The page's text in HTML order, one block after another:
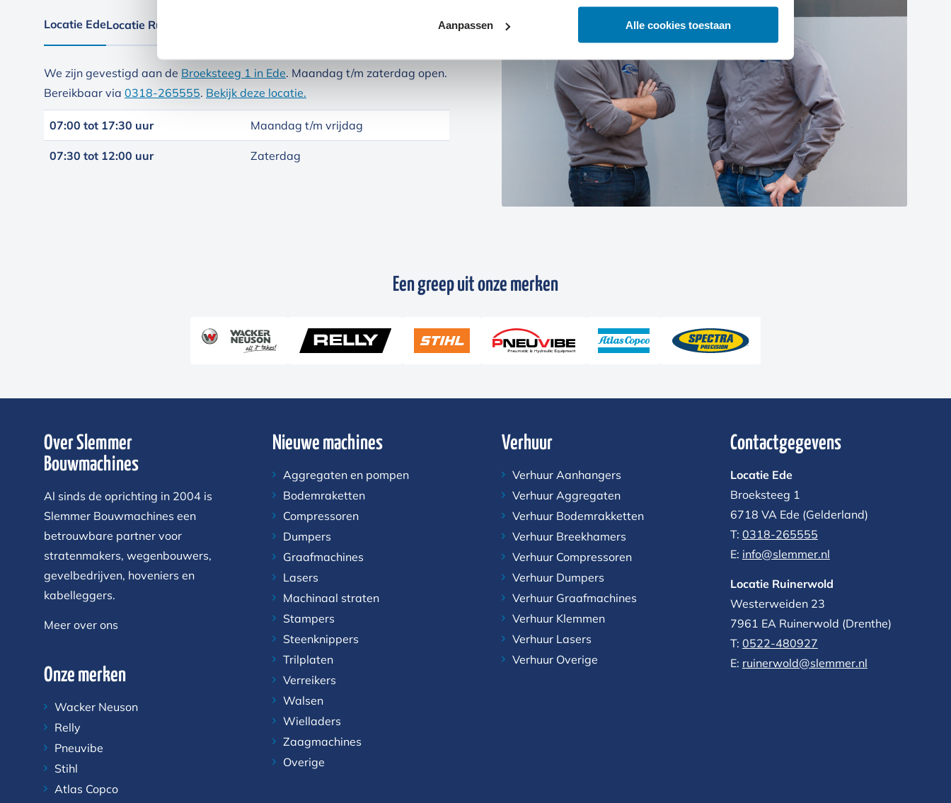
Aanpassen Alle cookies toestaan
Locatie EdeLocatie Ruinerwold
We zijn gevestigd aan de Broeksteeg 1 in Ede. Maandag t/m zaterdag open.
Bereikbaar via 0318-265555. Bekijk deze locatie.
07:00 tot 17:30 uur Maandag t/m vrijdag
07:30 tot 12:00 uur Zaterdag
Een greep uit onze merken
Over Slemmer
Bouwmachines
Al sinds de oprichting in 2004 is
Slemmer Bouwmachines een
betrouwbare partner voor
stratenmakers, wegenbouwers,
gevelbedrijven, hoveniers en
kabelleggers.
Meer over ons
Onze merken
Wacker Neuson
Relly
Pneuvibe
Stihl
Atlas Copco
Nieuwe machines
Aggregaten en pompen
Bodemraketten
Compressoren
Dumpers
Graafmachines
Lasers
Machinaal straten
Stampers
Steenknippers
Trilplaten
Verreikers
Walsen
Wielladers
Zaagmachines
Overige
Verhuur
Verhuur Aanhangers
Verhuur Aggregaten
Verhuur Bodemrakketten
Verhuur Breekhamers
Verhuur Compressoren
Verhuur Dumpers
Verhuur Graafmachines
Verhuur Klemmen
Verhuur Lasers
Verhuur Overige
Contactgegevens
Locatie Ede
Broeksteeg 1
6718 VA Ede (Gelderland)
T: 0318-265555
E: info@slemmer.nl
Locatie Ruinerwold
Westerweiden 23
7961 EA Ruinerwold (Drenthe)
T: 0522-480927‬
E: ruinerwold@slemmer.nl